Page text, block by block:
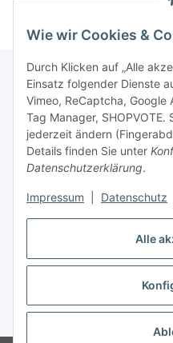
Alle
Wie wir Cookies &
Durch Klicken auf „Alle
Einsatz folgender Dienste
Vimeo, ReCaptcha, Google
Tag Manager, SHOPVOTE.
jederzeit ändern
Details finden Sie unter
Datenschutzerklärung.
Impressum Datenschutz
Bitte senden Sie
Datenschutzerklärung
Informationen zu Ihrem
Newsletter Abonnieren
* Alle Preise inkl. gesetzlicher USt.,